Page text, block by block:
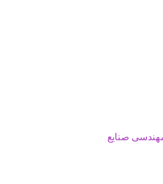
صنایع